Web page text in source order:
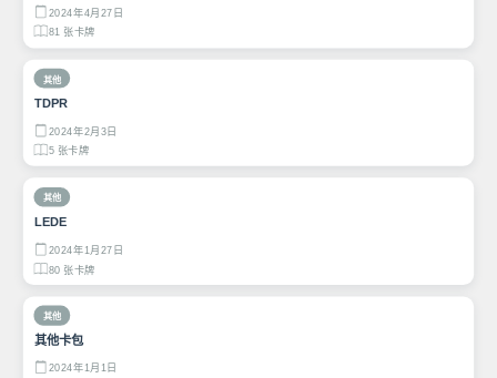
2024年4月27日
81 张卡牌
其他
TDPR
2024年2月3日
5 张卡牌
其他
LEDE
2024年1月27日
80 张卡牌
其他
其他卡包
2024年1月1日